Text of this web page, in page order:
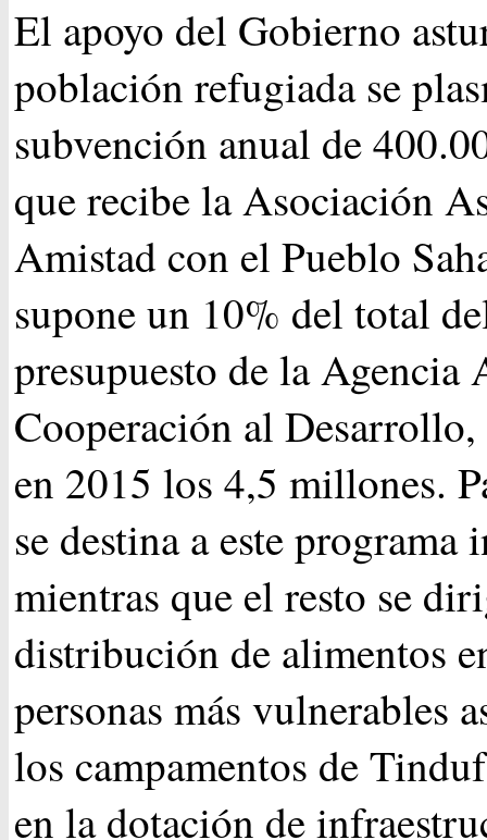
El apoyo del Gobierno
población refugiada se
subvención anual de
que recibe la Asociación
Amistad con el Pueblo
supone un 10% del total
presupuesto de la Agencia
Cooperación al Desarrollo,
en 2015 los 4,5 millones.
se destina a este programa
mientras que el resto se
distribución de alimentos
personas más vulnerables
los campamentos de
en la dotación de